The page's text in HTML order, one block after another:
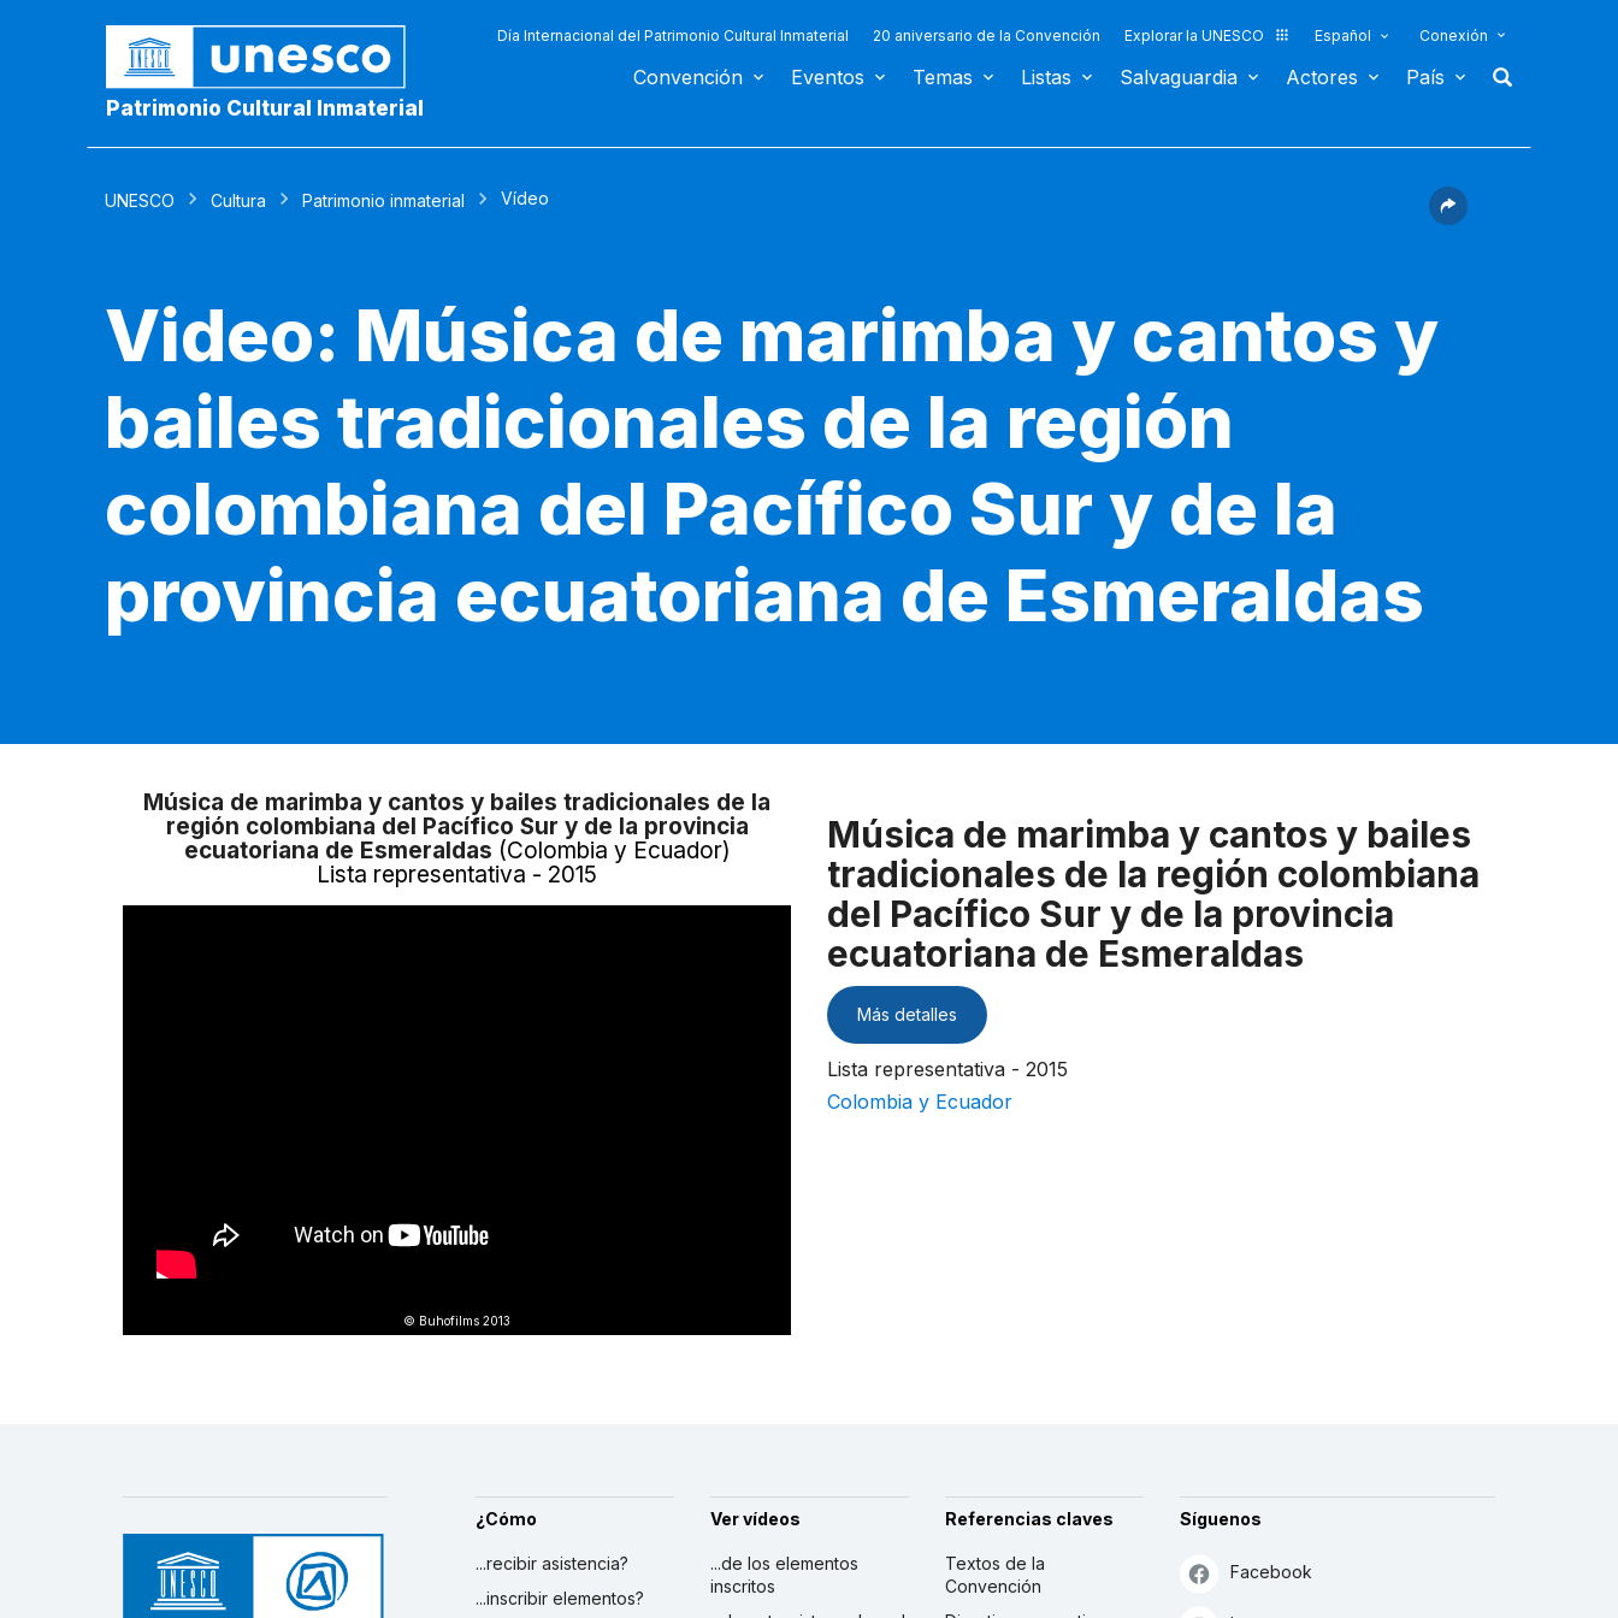
Patrimonio Cultural Inmaterial
Día Internacional del Patrimonio Cultural Inmaterial 20 aniversario de la Convención Explorar la UNESCO Español Conexión
Convención Eventos Temas Listas Salvaguardia Actores País
UNESCO Cultura Patrimonio inmaterial Vídeo
Video: Música de marimba y cantos y
bailes tradicionales de la región
colombiana del Pacífico Sur y de la
provincia ecuatoriana de Esmeraldas
Música de marimba y cantos y bailes tradicionales de la
región colombiana del Pacífico Sur y de la provincia
ecuatoriana de Esmeraldas (Colombia y Ecuador)
Lista representativa - 2015
© Buhofilms 2013
Música de marimba y cantos y bailes
tradicionales de la región colombiana
del Pacífico Sur y de la provincia
ecuatoriana de Esmeraldas
Más detalles
Lista representativa - 2015
Colombia y Ecuador
¿Cómo
...recibir asistencia?
...inscribir elementos?
Ver vídeos
...de los elementos
inscritos
Referencias claves
Textos de la
Convención
Síguenos
Facebook